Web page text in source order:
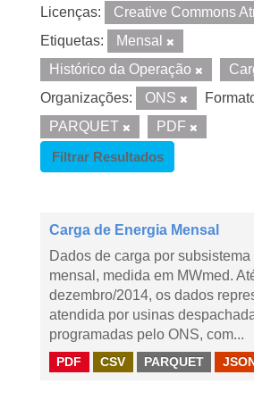
Licenças:
Creative Commons
Etiquetas:
Mensal
Histórico da Operação
Organizações:
ONS
PARQUET
PDF
Filtrar Resultados
Carga de Energia Mensal
Dados de carga por
mensal, medida em MWmed.
dezembro/2014, os dados
atendida por usinas
programadas pelo ONS, com...
PDF CSV PARQUET